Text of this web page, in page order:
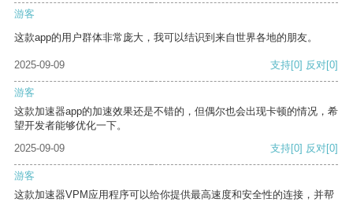
游客
这款app的用户群体非常庞大，我可以结识到来自世界各地的朋友。
2025-09-09 支持[0] 反对[0]
游客
这款加速器app的加速效果还是不错的，但偶尔也会出现卡顿的情况，希
望开发者能够优化一下。
2025-09-09
支持[0] 反对[0]
游客
这款加速器VPM应用程序可以给你提供最高速度和安全性的连接，并帮